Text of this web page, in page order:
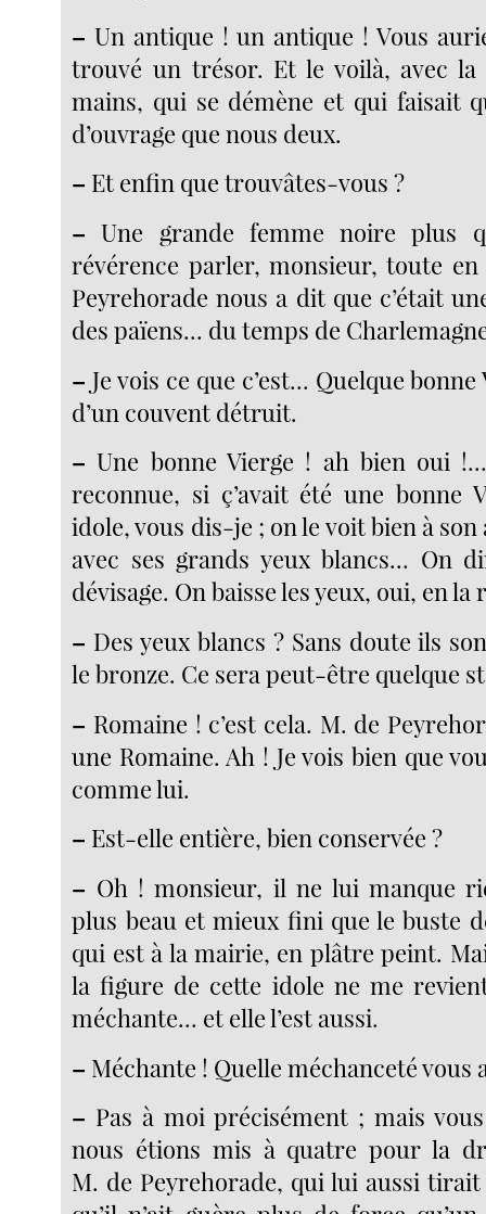
– Un antique ! un antique ! Vous
trouvé un trésor. Et le voilà, avec la
mains, qui se démène et qui faisait
d’ouvrage que nous deux.
– Et enfin que trouvâtes-vous ?
– Une grande femme noire plus
révérence parler, monsieur, toute
Peyrehorade nous a dit que c’était
des païens... du temps de
– Je vois ce que c’est... Quelque
d’un couvent détruit.
– Une bonne Vierge ! ah bien oui
reconnue, si ç’avait été une bonne
idole, vous dis-je ; on le voit bien à
avec ses grands yeux blancs... On
dévisage. On baisse les yeux, oui, en
– Des yeux blancs ? Sans doute ils
le bronze. Ce sera peut-être quelque
– Romaine ! c’est cela. M. de
une Romaine. Ah ! Je vois bien que
comme lui.
– Est-elle entière, bien conservée ?
– Oh ! monsieur, il ne lui manque
plus beau et mieux fini que le buste
qui est à la mairie, en plâtre peint.
la figure de cette idole ne me
méchante... et elle l’est aussi.
– Méchante ! Quelle méchanceté
– Pas à moi précisément ; mais
nous étions mis à quatre pour la
M. de Peyrehorade, qui lui aussi